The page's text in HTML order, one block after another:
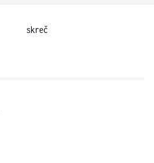
skreč